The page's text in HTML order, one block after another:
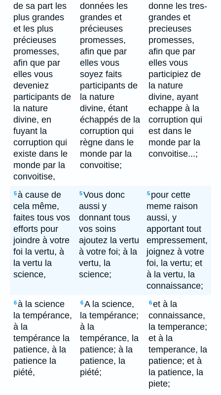
de sa part les
plus grandes
et les plus
précieuses
promesses,
afin que par
elles vous
deveniez
participants de
la nature
divine, en
fuyant la
corruption qui
existe dans le
monde par la
convoitise,
données les
grandes et
précieuses
promesses,
afin que par
elles vous
soyez faits
participants de
la nature
divine, étant
échappés de la
corruption qui
règne dans le
monde par la
convoitise;
donne les tres-
grandes et
precieuses
promesses,
afin que par
elles vous
participiez de
la nature
divine, ayant
echappe à la
corruption qui
est dans le
monde par la
convoitise...;
5à cause de
cela même,
faites tous vos
efforts pour
joindre à votre
foi la vertu, à
la vertu la
science,
5Vous donc
aussi y
donnant tous
vos soins
ajoutez la vertu
à votre foi; à la
vertu, la
science;
5 pour cette
meme raison
aussi, y
apportant tout
empressement,
joignez à votre
foi, la vertu; et
à la vertu, la
connaissance;
6à la science
la tempérance,
à la
tempérance la
patience, à la
patience la
piété,
6A la science,
la tempérance;
à la
tempérance, la
patience; à la
patience, la
piété;
6et à la
connaissance,
la temperance;
et à la
temperance, la
patience; et à
la patience, la
piete;